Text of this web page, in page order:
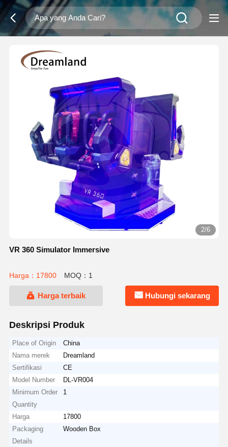
2/6
VR 360 Simulator Immersive
Harga：17800 MOQ：1
Harga terbaik Hubungi sekarang
Deskripsi Produk
Place of Origin
China
Nama merek
Dreamland
Sertifikasi
CE
Model Number
DL-VR004
Minimum Order
Quantity
1
Harga
17800
Packaging
Details
Wooden Box